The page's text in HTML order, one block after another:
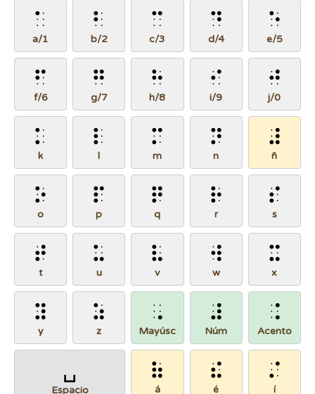
⠁
a/1
⠃
b/2
⠉
c/3
⠙
d/4
⠑
e/5
⠋
f/6
⠛
g/7
⠓
h/8
⠊
i/9
⠚
j/0
⠅
k
⠇
l
⠍
m
⠝
n
⠼
ñ
⠕
o
⠏
p
⠟
q
⠗
r
⠎
s
⠞
t
⠥
u
⠧
v
⠺
w
⠭
x
⠽
y
⠵
z
⠠
Mayúsc
⠼
Núm
⠨
Acento
␣
Espacio
⠷
á
⠮
é
⠌
í